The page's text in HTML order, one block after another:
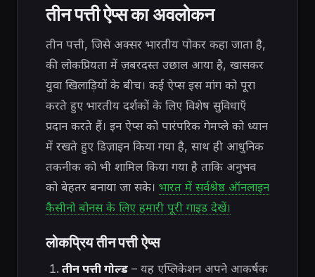
तीन पत्ती ऐप्स का अवलोकन
तीन पत्ती, जिसे अक्सर भारतीय पोकर कहा जाता है,
की लोकप्रियता में ज़बरदस्त उछाल आया है, खासकर
युवा खिलाड़ियों के बीच। कई ऐप्स इस मांग को पूरा
करते हुए भारतीय दर्शकों के लिए विशेष सुविधाएँ
प्रदान करते हैं। इन ऐप्स को पारंपरिक गेमप्ले को ध्यान
में रखते हुए डिज़ाइन किया गया है, साथ ही आधुनिक
तकनीक को भी शामिल किया गया है ताकि अनुभव
को बेहतर बनाया जा सके। भारत में सर्वश्रेष्ठ ऑनलाइन
कैसीनो बोनस के लिए हमारी पूरी गाइड देखें।
लोकप्रिय तीन पत्ती ऐप्स
तीन पत्ती गोल्ड– यह एप्लिकेशन अपने आकर्षक